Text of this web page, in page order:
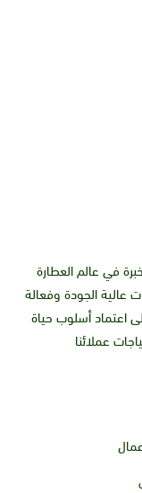
من 20 عاما من الخبرة في عالم العطارة
عالية الجودة وفعالة
اعتماد أسلوب حياة
عملائنا